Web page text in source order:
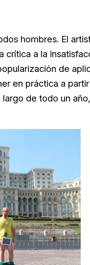
hombres. El
crítica a la
de
en práctica a
de todo un